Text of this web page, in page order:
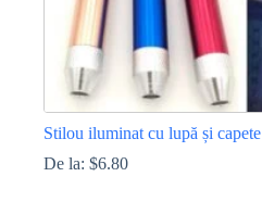
Stilou iluminat cu lupă și capete
De la: $6.80